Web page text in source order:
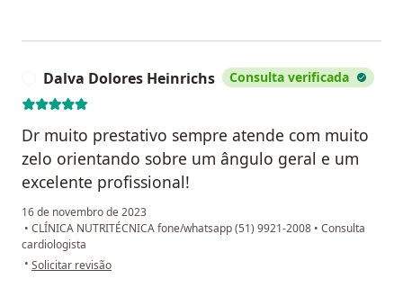
Dalva Dolores Heinrichs Consulta verificada
Dr muito prestativo sempre atende com muito
zelo orientando sobre um ângulo geral e um
excelente profissional!
16 de novembro de 2023
• CLÍNICA NUTRITÉCNICA fone/whatsapp (51) 9921-2008 • Consulta
cardiologista
• na opinião do utilizador Dalva Dolores Heinrichs
Solicitar revisão